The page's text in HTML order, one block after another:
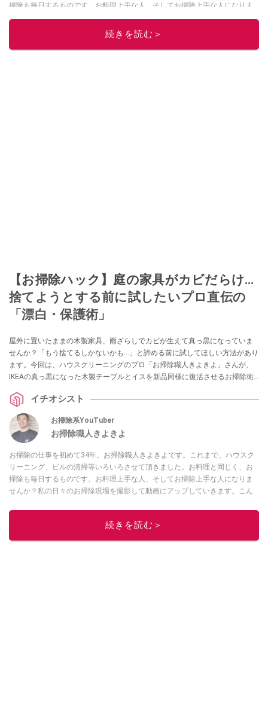
掃除も毎日するものです。お料理上手な人、そしてお掃除上手な人になりま
せんか？私の日々のお掃除現場を撮影して動画にアップしていきます。こん
な現場もあったよ等、報告動画も作成していきたいと思います。Twitterは
続きを読む＞
【お掃除ハック】庭の家具がカビだらけ…
捨てようとする前に試したいプロ直伝の
「漂白・保護術」
屋外に置いたままの木製家具、雨ざらしでカビが生えて真っ黒になっていま
せんか？「もう捨てるしかないかも…」と諦める前に試してほしい方法があり
ます。今回は、ハウスクリーニングのプロ「お掃除職人きよきよ」さんが、
IKEAの真っ黒になった木製テーブルとイスを新品同様に復活させるお掃除術
驚きの復活劇は必見です。
イチオシスト
お掃除系YouTuber
お掃除職人きよきよ
お掃除の仕事を初めて34年。お掃除職人きよきよです。これまで、ハウスク
リーニング、ビルの清掃等いろいろさせて頂きました。お料理と同じく、お
掃除も毎日するものです。お料理上手な人、そしてお掃除上手な人になりま
せんか？私の日々のお掃除現場を撮影して動画にアップしていきます。こん
チラ！
続きを読む＞